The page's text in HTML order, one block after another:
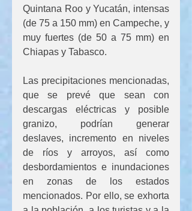
Quintana Roo y Yucatán, intensas
(de 75 a 150 mm) en Campeche, y
muy fuertes (de 50 a 75 mm) en
Chiapas y Tabasco.
Las precipitaciones mencionadas,
que se prevé que sean con
descargas eléctricas y posible
granizo, podrían generar
deslaves, incremento en niveles
de ríos y arroyos, así como
desbordamientos e inundaciones
en zonas de los estados
mencionados. Por ello, se exhorta